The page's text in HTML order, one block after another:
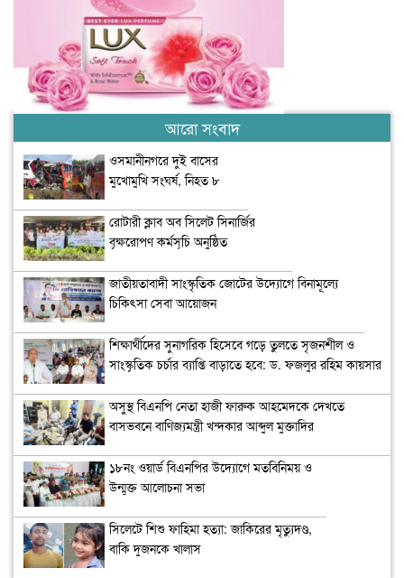
আরো সংবাদ
ওসমানীনগরে দুই বাসের
মুখোমুখি সংঘর্ষ, নিহত ৮
রোটারী ক্লাব অব সিলেট সিনার্জির
বৃক্ষরোপণ কর্মসূচি অনুষ্ঠিত
জাতীয়তাবাদী সাংস্কৃতিক জোটের উদ্যোগে বিনামূল্যে
চিকিৎসা সেবা আয়োজন
শিক্ষার্থীদের সুনাগরিক হিসেবে গড়ে তুলতে সৃজনশীল ও
সাংস্কৃতিক চর্চার ব্যাপ্তি বাড়াতে হবে: ড. ফজলুর রহিম কায়সার
অসুস্থ বিএনপি নেতা হাজী ফারুক আহমেদকে দেখতে
বাসভবনে বাণিজ্যমন্ত্রী খন্দকার আব্দুল মুক্তাদির
১৮নং ওয়ার্ড বিএনপির উদ্যোগে মতবিনিময় ও
উন্মুক্ত আলোচনা সভা
সিলেটে শিশু ফাহিমা হত্যা: জাকিরের মৃত্যুদণ্ড,
বাকি দুজনকে খালাস